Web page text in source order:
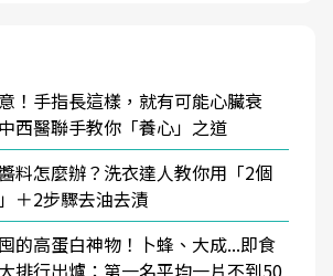
意！手指長這樣，就有可能心臟衰
西醫聯手教你「養心」之道
料怎麼辦？洗衣達人教你用「2個
＋2步驟去油去漬
的高蛋白神物！卜蜂、大成...即食
排行出爐：第一名平均一片不到50